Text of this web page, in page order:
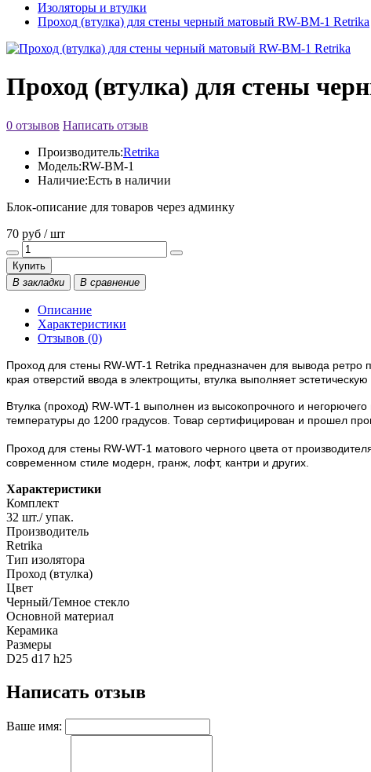
Изоляторы и втулки
Проход (втулка) для стены черный матовый RW-BM-1 Retrika
Проход (втулка) для стены
0 отзывов Написать отзыв
Производитель:Retrika
Модель:RW-BM-1
Наличие:Есть в наличии
Блок-описание для товаров через админку
70 руб / шт
Купить
В закладки
В сравнение
Описание
Характеристики
Отзывов (0)
Проход для стены RW-WT-1 Retrika предназначен для вывода ретро
края отверстий ввода в электрощиты, втулка выполняет
Втулка (проход) RW-WT-1 выполнен из высокопрочного и
температуры до 1200 градусов. Товар сертифицирован и прошел
Проход для стены RW-WT-1 матового черного цвета от
современном стиле модерн, гранж, лофт, кантри и других.
Характеристики
Комплект
32 шт./ упак.
Производитель
Retrika
Тип изолятора
Проход (втулка)
Цвет
Черный/Темное стекло
Основной материал
Керамика
Размеры
D25 d17 h25
Написать отзыв
Ваше имя: